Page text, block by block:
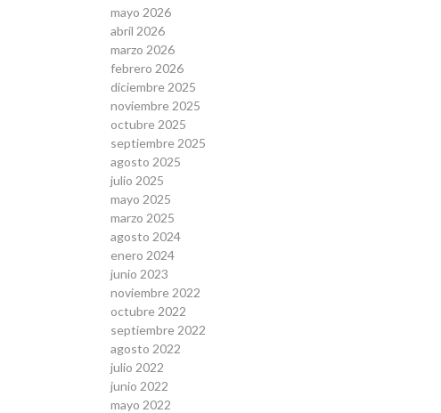
mayo 2026
abril 2026
marzo 2026
febrero 2026
diciembre 2025
noviembre 2025
octubre 2025
septiembre 2025
agosto 2025
julio 2025
mayo 2025
marzo 2025
agosto 2024
enero 2024
junio 2023
noviembre 2022
octubre 2022
septiembre 2022
agosto 2022
julio 2022
junio 2022
mayo 2022